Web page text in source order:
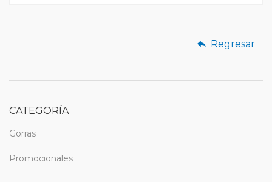
Regresar
CATEGORÍA
Gorras
Promocionales